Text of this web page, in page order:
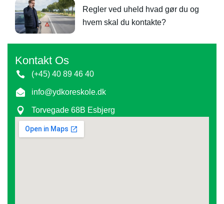
Kontakt Os
(+45) 40 89 46 40
info@ydkoreskole.dk
Torvegade 68B Esbjerg
Regler ved uheld hvad gør du og
hvem skal du kontakte?